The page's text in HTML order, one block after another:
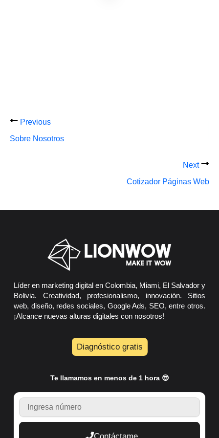
Previous
Sobre Nosotros
Next
Cotizador Páginas Web
Líder en marketing digital en Colombia, Miami, El Salvador y
Bolivia. Creatividad, profesionalismo, innovación. Sitios
web, diseño, redes sociales, Google Ads, SEO, entre otros.
¡Alcance nuevas alturas digitales con nosotros!
Diagnóstico gratis
Te llamamos en menos de 1 hora 😎
TELEFONO